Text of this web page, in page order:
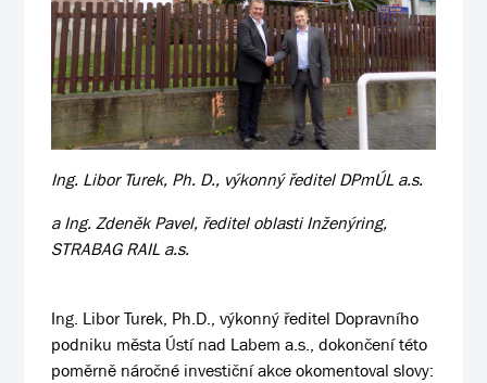
Ing. Libor Turek, Ph. D., výkonný ředitel DPmÚL a.s.
a Ing. Zdeněk Pavel, ředitel oblasti Inženýring,
STRABAG RAIL a.s.
Ing. Libor Turek, Ph.D., výkonný ředitel Dopravního
podniku města Ústí nad Labem a.s., dokončení této
poměrně náročné investiční akce okomentoval slovy: